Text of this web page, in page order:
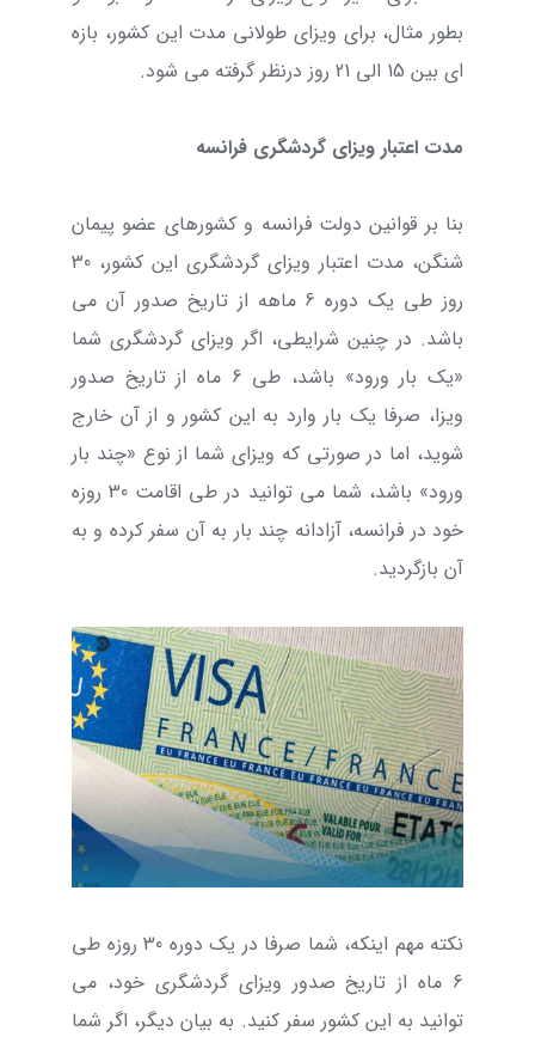
بطور مثال، برای ویزای طولانی مدت این کشور، بازه
ای بین 15 الی 21 روز درنظر گرفته می شود.
مدت اعتبار ویزای گردشگری فرانسه
بنا بر قوانین دولت فرانسه و کشورهای عضو پیمان
شنگن، مدت اعتبار ویزای گردشگری این کشور، 30
روز طی یک دوره 6 ماهه از تاریخ صدور آن می
باشد. در چنین شرایطی، اگر ویزای گردشگری شما
«یک بار ورود» باشد، طی 6 ماه از تاریخ صدور
ویزا، صرفا یک بار وارد به این کشور و از آن خارج
شوید، اما در صورتی که ویزای شما از نوع «چند بار
ورود» باشد، شما می توانید در طی اقامت 30 روزه
خود در فرانسه، آزادانه چند بار به آن سفر کرده و به
آن بازگردید.
نکته مهم اینکه، شما صرفا در یک دوره 30 روزه طی
6 ماه از تاریخ صدور ویزای گردشگری خود، می
توانید به این کشور سفر کنید. به بیان دیگر، اگر شما